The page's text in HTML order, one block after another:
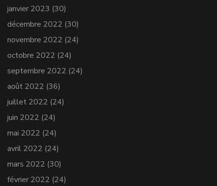
janvier 2023 (30)
décembre 2022 (30)
novembre 2022 (24)
octobre 2022 (24)
septembre 2022 (24)
août 2022 (36)
juillet 2022 (24)
juin 2022 (24)
mai 2022 (24)
avril 2022 (24)
mars 2022 (30)
février 2022 (24)